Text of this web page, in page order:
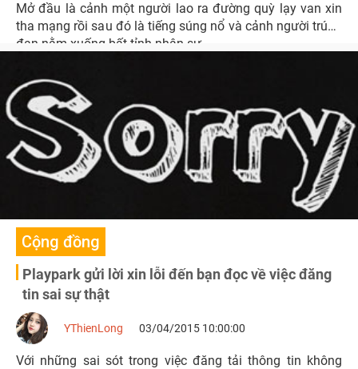
Mở đầu là cảnh một người lao ra đường quỳ lạy van xin
tha mạng rồi sau đó là tiếng súng nổ và cảnh người trúng
đạn nằm xuống bất tỉnh nhân sự.
Cộng đồng
Playpark gửi lời xin lỗi đến bạn đọc về việc đăng
tin sai sự thật
YThienLong 03/04/2015 10:00:00
Với những sai sót trong việc đăng tải thông tin không